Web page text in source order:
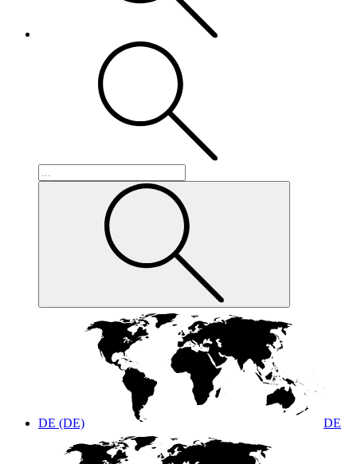
DE (DE) DE